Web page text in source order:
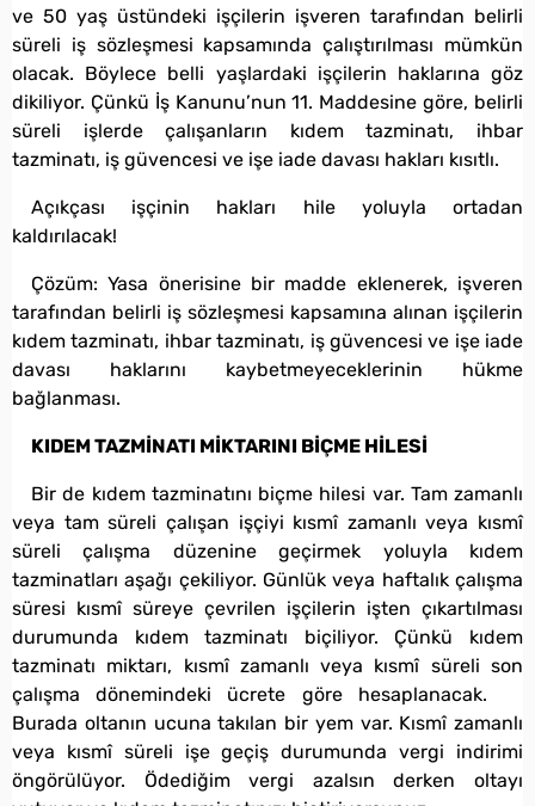
ve 50 yaş üstündeki işçilerin işveren tarafından belirli
süreli iş sözleşmesi kapsamında çalıştırılması mümkün
olacak. Böylece belli yaşlardaki işçilerin haklarına göz
dikiliyor. Çünkü İş Kanunu’nun 11. Maddesine göre, belirli
süreli işlerde çalışanların kıdem tazminatı, ihbar
tazminatı, iş güvencesi ve işe iade davası hakları kısıtlı.
Açıkçası işçinin hakları hile yoluyla ortadan
kaldırılacak!
Çözüm: Yasa önerisine bir madde eklenerek, işveren
tarafından belirli iş sözleşmesi kapsamına alınan işçilerin
kıdem tazminatı, ihbar tazminatı, iş güvencesi ve işe iade
davası haklarını kaybetmeyeceklerinin hükme
bağlanması.
KIDEM TAZMİNATI MİKTARINI BİÇME HİLESİ
Bir de kıdem tazminatını biçme hilesi var. Tam zamanlı
veya tam süreli çalışan işçiyi kısmî zamanlı veya kısmî
süreli çalışma düzenine geçirmek yoluyla kıdem
tazminatları aşağı çekiliyor. Günlük veya haftalık çalışma
süresi kısmî süreye çevrilen işçilerin işten çıkartılması
durumunda kıdem tazminatı biçiliyor. Çünkü kıdem
tazminatı miktarı, kısmî zamanlı veya kısmî süreli son
çalışma dönemindeki ücrete göre hesaplanacak.
Burada oltanın ucuna takılan bir yem var. Kısmî zamanlı
veya kısmî süreli işe geçiş durumunda vergi indirimi
öngörülüyor. Ödediğim vergi azalsın derken oltayı